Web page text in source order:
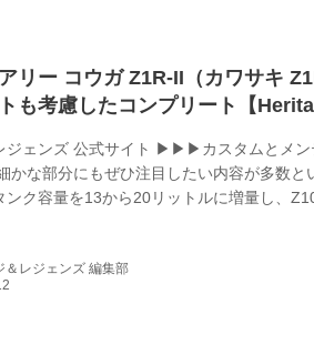
リー コウガ Z1R-II（カワサキ
も考慮したコンプリート【
ジェンズ 公式サイト ▶▶▶カスタムとメン
かな部分にもぜひ注目したい内容が多数
ンク容量を13から20リットルに増量し、
み合わせたZ1R-Ⅱ。それを前後17インチの
代表の立入さんに聞いてみた。 「オーナ
ださって、その時たまたまベース車がショ
＆レジェンズ 編集部